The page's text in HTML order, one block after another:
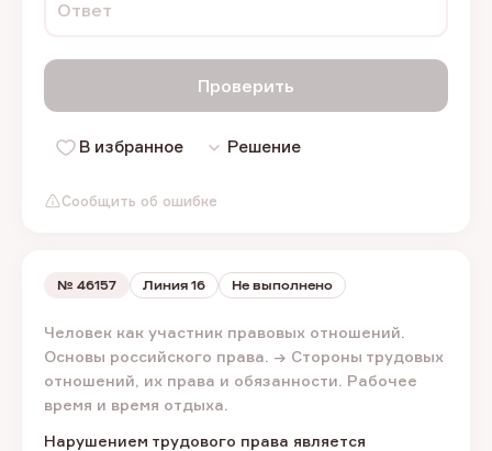
Сообщить об ошибке
Ответ
Проверить
В избранное Решение
№ 46157 Линия 16 Не выполнено
Человек как участник правовых отношений.
Основы российского права. → Стороны трудовых
отношений, их права и обязанности. Рабочее
время и время отдыха.
Нарушением трудового права является